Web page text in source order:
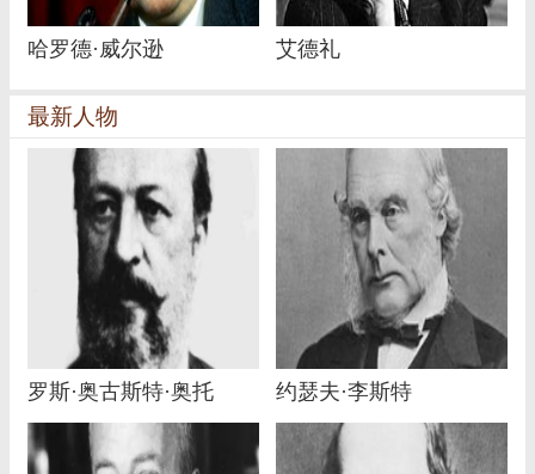
哈罗德·威尔逊 艾德礼
最新人物
罗斯·奥古斯特·奥托 约瑟夫·李斯特